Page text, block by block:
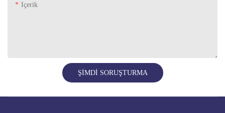
Içerik
ŞIMDI SORUŞTURMA